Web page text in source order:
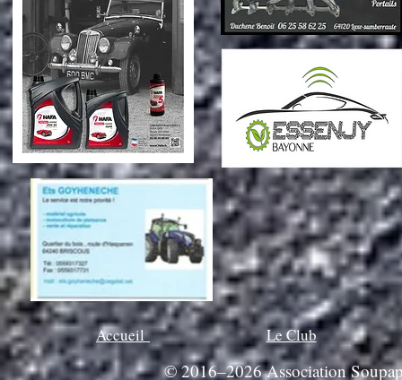
Accueil Le Club
© 2016–2026 Association